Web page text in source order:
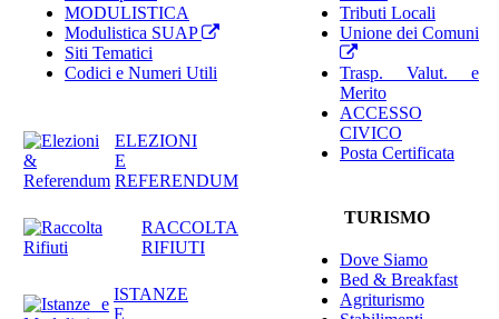
MODULISTICA
Modulistica SUAP
Siti Tematici
Codici e Numeri Utili
ELEZIONI
E
REFERENDUM
RACCOLTA
RIFIUTI
ISTANZE
E
Tributi Locali
Unione dei Comuni
Trasp. Valut. e
Merito
ACCESSO
CIVICO
Posta Certificata
TURISMO
Dove Siamo
Bed & Breakfast
Agriturismo